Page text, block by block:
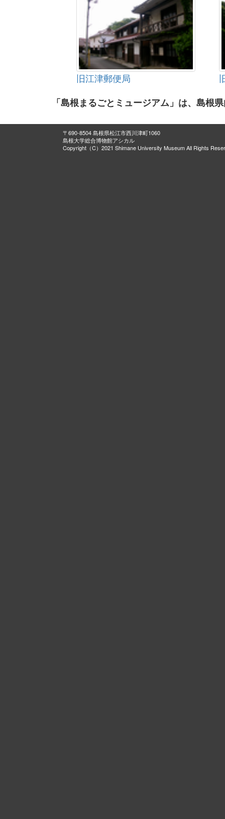
旧江津郵便局
「島根まるごとミュージアム」は、島根
〒690-8504 島根県松江市西川津町1060
島根大学総合博物館アシカル
Copyright（C）2021 Shimane University Museum All Rights